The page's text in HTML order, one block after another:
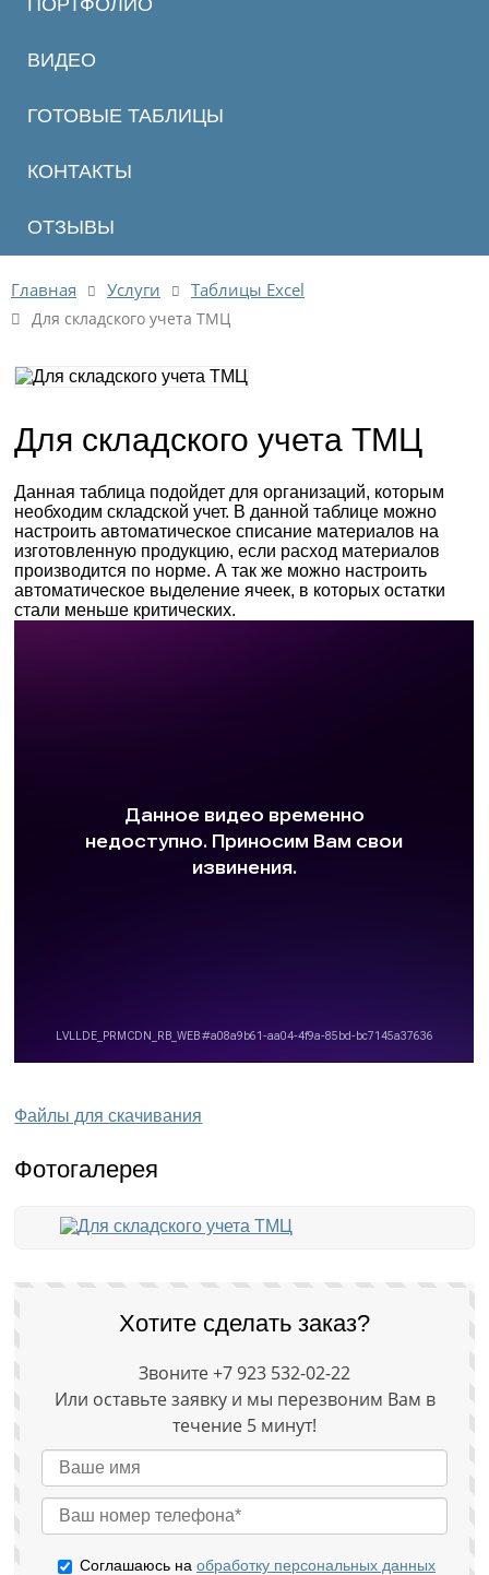
ПОРТФОЛИО
ВИДЕО
ГОТОВЫЕ ТАБЛИЦЫ
КОНТАКТЫ
ОТЗЫВЫ
Главная Услуги Таблицы Excel
Для складского учета ТМЦ
Для складского учета ТМЦ
Данная таблица подойдет для организаций, которым
необходим складской учет. В данной таблице можно
настроить автоматическое списание материалов на
изготовленную продукцию, если расход материалов
производится по норме. А так же можно настроить
автоматическое выделение ячеек, в которых остатки
стали меньше критических.
Файлы для скачивания
Фотогалерея
Хотите сделать заказ?
Звоните +7 923 532-02-22
Или оставьте заявку и мы перезвоним Вам в
течение 5 минут!
Соглашаюсь на обработку персональных данных